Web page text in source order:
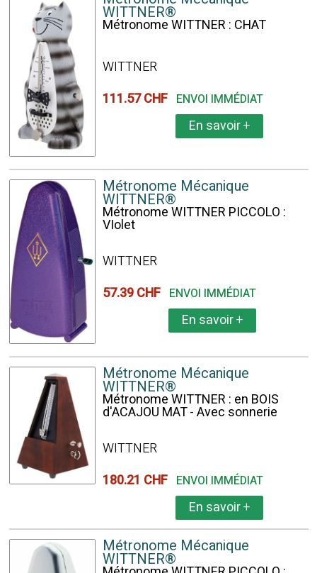
WITTNER®
Métronome WITTNER : CHAT
WITTNER
111.57 CHF ENVOI IMMÉDIAT
En savoir+
Métronome Mécanique
WITTNER®
Métronome WITTNER PICCOLO :
VIolet
WITTNER
57.39 CHF ENVOI IMMÉDIAT
En savoir+
Métronome Mécanique
WITTNER®
Métronome WITTNER : en BOIS
d'ACAJOU MAT - Avec sonnerie
WITTNER
180.21 CHF ENVOI IMMÉDIAT
En savoir+
Métronome Mécanique
WITTNER®